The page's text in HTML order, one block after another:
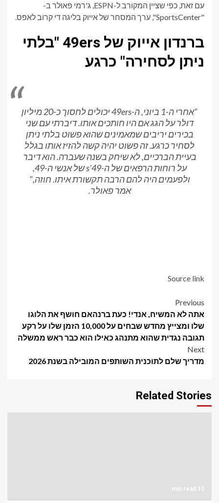
עם זאת, כפי שציין המקורב ל-ESPN, ג'רמי פאולר ב-
"SportsCenter", ערך המסחר של אייוק בליגה די קרוב לאפס.
ברנדון אייוק של 49ers "בלתי
ניתן לסחירה" כרגע
"אחרי ה-1 ביוני, ה-49ers יכולים לחסוך כ-20 מיליון
דולר על הגג אם היו חותכים אותו. דיברתי עם שני
בכירים יריבים שמאמינים שהוא פשוט בלתי ניתן
לסחיר כרגע. זה פשוט יהיה קשה להזיז אותו בגלל
בעיית הברכיים, לא שיחק בשנה שעברה. הוא דיבר
על רוחות הרפאים של ה-49's של אנשי ה-49,
ולפעמים היה להם הרבה תקשורת איתו. חוזה,"
אמר פאולר.
Source link
Post
navigation
Previous
אתה לא המשיח, אנדי! כעת ברנהאם חושף את הלוגו
שלו ומצייץ מחדש שבחים על 10,000 הזמן שלו על רקע
תגובה נגדית שהוא מתנהג כאילו הוא כבר ראש ממשלה
Next
מדריך שלם לתוכנית השותפים המובילה בשנת 2026
Related Stories
10 min read